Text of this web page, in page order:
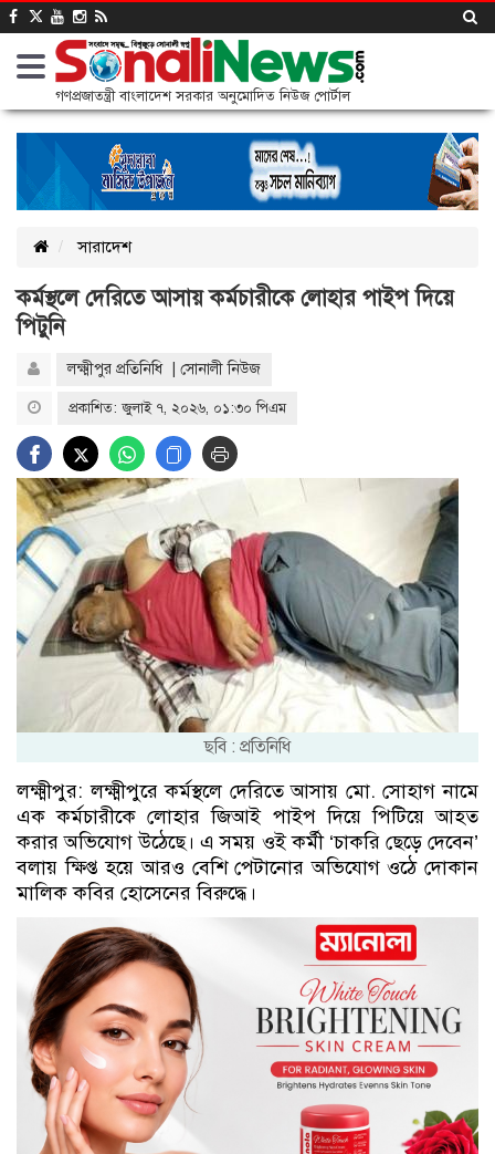
গণপ্রজাতন্ত্রী বাংলাদেশ সরকার অনুমোদিত নিউজ পোর্টাল
সারাদেশ
কর্মস্থলে দেরিতে আসায় কর্মচারীকে লোহার পাইপ দিয়ে
পিটুনি
লক্ষ্মীপুর প্রতিনিধি | সোনালী নিউজ
প্রকাশিত: জুলাই ৭, ২০২৬, ০১:৩০ পিএম
ছবি : প্রতিনিধি
লক্ষ্মীপুর: লক্ষ্মীপুরে কর্মস্থলে দেরিতে আসায় মো. সোহাগ নামে
এক কর্মচারীকে লোহার জিআই পাইপ দিয়ে পিটিয়ে আহত
করার অভিযোগ উঠেছে। এ সময় ওই কর্মী ‘চাকরি ছেড়ে দেবেন’
বলায় ক্ষিপ্ত হয়ে আরও বেশি পেটানোর অভিযোগ ওঠে দোকান
মালিক কবির হোসেনের বিরুদ্ধে।